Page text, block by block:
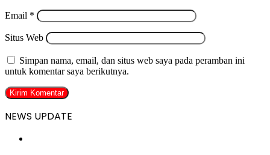
Email *
Situs Web
Simpan nama, email, dan situs web saya pada peramban ini
untuk komentar saya berikutnya.
NEWS UPDATE